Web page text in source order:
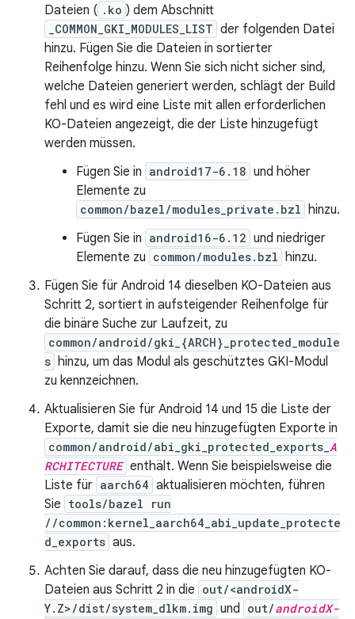
Dateien ( .ko ) dem Abschnitt
_COMMON_GKI_MODULES_LIST der folgenden Datei
hinzu. Fügen Sie die Dateien in sortierter
Reihenfolge hinzu. Wenn Sie sich nicht sicher sind,
welche Dateien generiert werden, schlägt der Build
fehl und es wird eine Liste mit allen erforderlichen
KO-Dateien angezeigt, die der Liste hinzugefügt
werden müssen.
Fügen Sie in android17-6.18 und höher
Elemente zu
common/bazel/modules_private.bzl hinzu.
Fügen Sie in android16-6.12 und niedriger
Elemente zu common/modules.bzl hinzu.
Fügen Sie für Android 14 dieselben KO-Dateien aus
Schritt 2, sortiert in aufsteigender Reihenfolge für
die binäre Suche zur Laufzeit, zu
common/android/gki_{ARCH}_protected_module
s hinzu, um das Modul als geschütztes GKI-Modul
zu kennzeichnen.
Aktualisieren Sie für Android 14 und 15 die Liste der
Exporte, damit sie die neu hinzugefügten Exporte in
common/android/abi_gki_protected_exports_ A
RCHITECTURE enthält. Wenn Sie beispielsweise die
Liste für aarch64 aktualisieren möchten, führen
Sie tools/bazel run
//common:kernel_aarch64_abi_update_protecte
d_exports aus.
Achten Sie darauf, dass die neu hinzugefügten KO-
Dateien aus Schritt 2 in die out/<androidX-
Y.Z>/dist/system_dlkm.img und out/androidX-